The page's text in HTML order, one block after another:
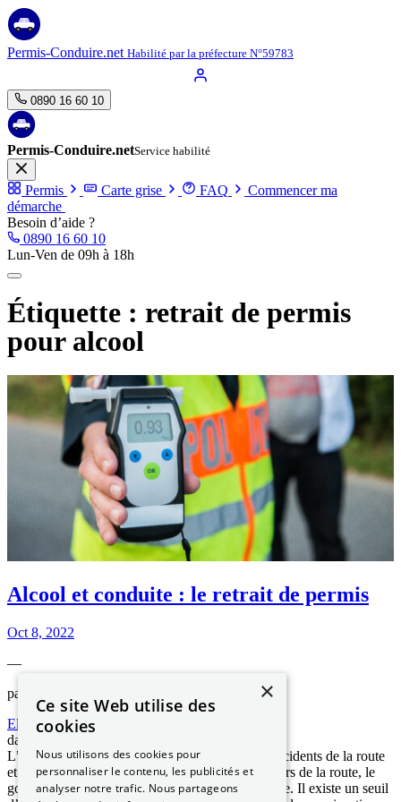
Aller
au
contenu
Permis-Conduire.net Habilité par la préfecture N°59783
0890 16 60 10
Permis-Conduire.netService habilité
Permis Carte grise FAQ
Commencer ma
démarche
Besoin d’aide ?
0890 16 60 10
Lun-Ven de 09h à 18h
Étiquette : retrait de permis
pour alcool
Alcool et conduite : le retrait de permis
Oct 8, 2022
—
par
Elizabeth NGUYEN
dans
L’alcool au volant est à l’origine de nombreux accidents de la route
et de la mortalité routière. Pour protéger les usagers de la route, le
gouvernement interdit la conduite en état d’ivresse. Il existe un seuil
×
Ce site Web utilise des
cookies
Nous utilisons des cookies pour
personnaliser le contenu, les publicités et
analyser notre trafic. Nous partageons